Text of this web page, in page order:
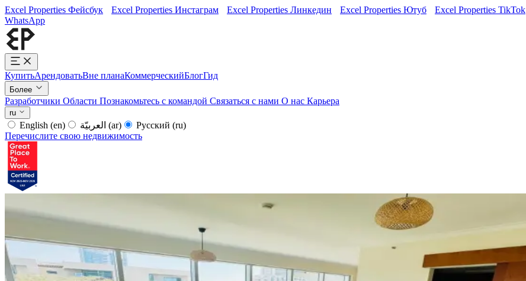
Excel Properties Фейсбук Excel Properties Инстаграм Excel Properties Линкедин Excel Properties Ютуб Excel Properties TikTok
WhatsApp
КупитьАрендоватьВне планаКоммерческийБлогГид
Более
Разработчики Области Познакомьтесь с командой Связаться с нами О нас Карьера
ru
English (en) (ar) Русский (ru)
Перечислите свою недвижимость